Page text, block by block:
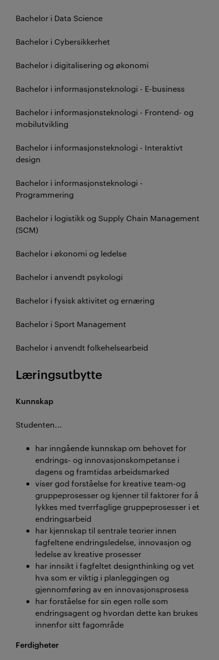
Bachelor i Data Science
Bachelor i Cybersikkerhet
Bachelor i digitalisering og økonomi
Bachelor i informasjonsteknologi - E-business
Bachelor i informasjonsteknologi - Frontend- og
mobilutvikling
Bachelor i informasjonsteknologi - Interaktivt
design
Bachelor i informasjonsteknologi -
Programmering
Bachelor i logistikk og Supply Chain Management
(SCM)
Bachelor i økonomi og ledelse
Bachelor i anvendt psykologi
Bachelor i fysisk aktivitet og ernæring
Bachelor i Sport Management
Bachelor i anvendt folkehelsearbeid
Læringsutbytte
Kunnskap
Studenten...
har inngående kunnskap om behovet for
endrings- og innovasjonskompetanse i
dagens og framtidas arbeidsmarked
viser god forståelse for kreative team-og
gruppeprosesser og kjenner til faktorer for å
lykkes med tverrfaglige gruppeprosesser i et
endringsarbeid
har kjennskap til sentrale teorier innen
fagfeltene endringsledelse, innovasjon og
ledelse av kreative prosesser
har innsikt i fagfeltet designthinking og vet
hva som er viktig i planleggingen og
gjennomføring av en innovasjonsprosess
har forståelse for sin egen rolle som
endringsagent og hvordan dette kan brukes
innenfor sitt fagområde
Ferdigheter